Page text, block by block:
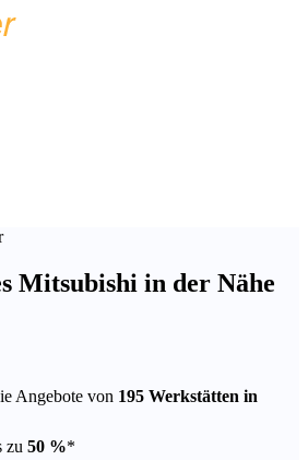
Mitsubishi in der Nähe
Angebote von 195 Werkstätten in
zu 50 %*